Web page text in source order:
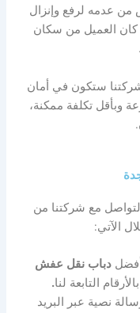
من عدمه لرفع وإنزال
كان العميل من سكان
شركتنا ستكون في أمان
تكلفة ممكنة،
مع شركتنا من
الآتي:
دباب نقل عفش
التابعة لنا.
نصية عبر البريد